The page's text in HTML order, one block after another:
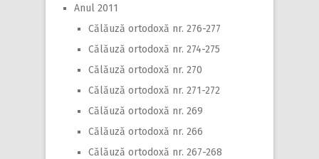
Anul 2011
Călăuză ortodoxă nr. 276-277
Călăuză ortodoxă nr. 274-275
Călăuză ortodoxă nr. 270
Călăuză ortodoxă nr. 271-272
Călăuză ortodoxă nr. 269
Călăuză ortodoxă nr. 266
Călăuză ortodoxă nr. 267-268